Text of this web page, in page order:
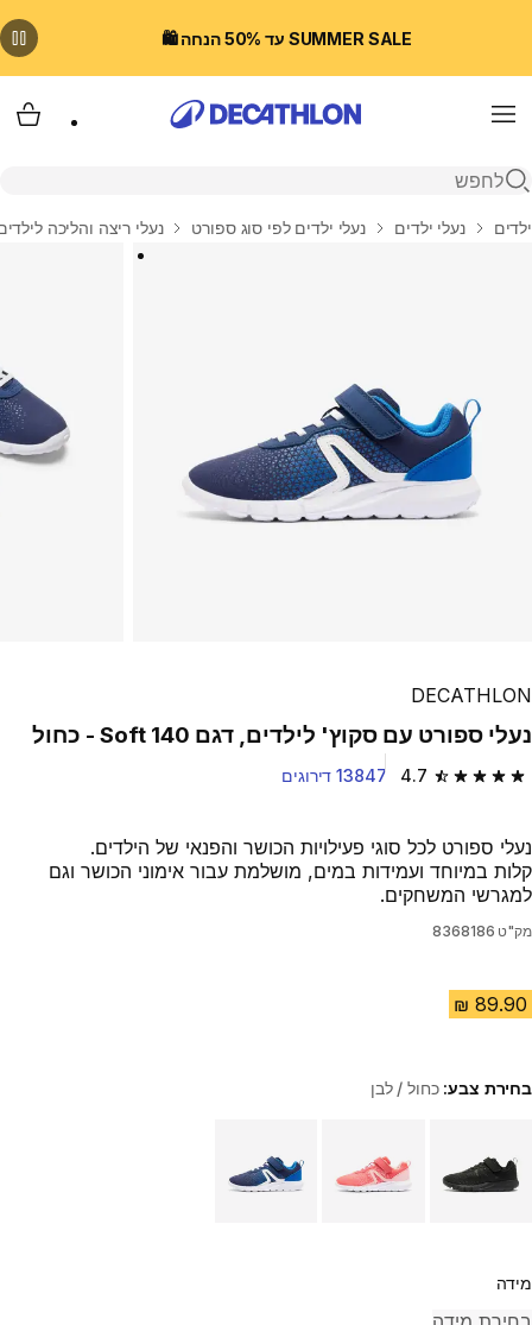
SUMMER SALE עד 50% הנחה 🛍️
Menu
פתיחת חיפוש
בית
ילדים נעלי ילדים נעלי ילדים לפי סוג ספורט נעלי ריצה והליכה
DECATHLON
נעלי ספורט עם סקוץ' לילדים, דגם Soft 140 - כחול
4.7 4.7 out of 5 stars from 13847 reviews 13847 דירוגים
נעלי ספורט לכל סוגי פעילויות הכושר והפנאי של הילדים.
קלות במיוחד ועמידות במים, מושלמת עבור אימוני הכושר וגם
למגרשי המשחקים.
מק"ט 8368186
בחירת צבע:כחול / לבן
מידה